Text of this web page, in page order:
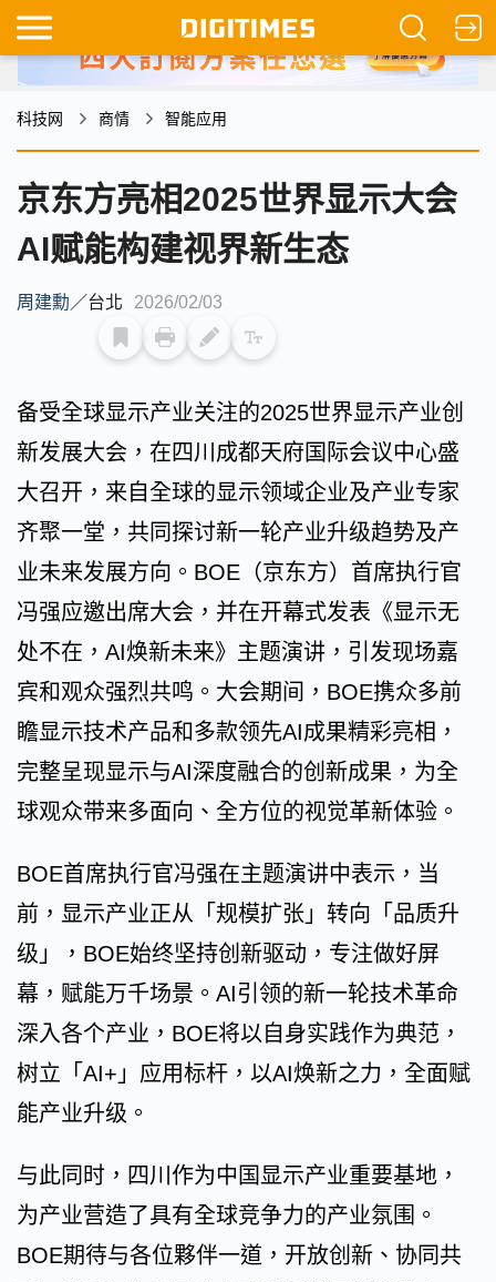
科技网 商情 智能应用
京东方亮相2025世界显示大会
AI赋能构建视界新生态
周建勳／台北 2026/02/03
备受全球显示产业关注的2025世界显示产业创
新发展大会，在四川成都天府国际会议中心盛
大召开，来自全球的显示领域企业及产业专家
齐聚一堂，共同探讨新一轮产业升级趋势及产
业未来发展方向。BOE（京东方）首席执行官
冯强应邀出席大会，并在开幕式发表《显示无
处不在，AI焕新未来》主题演讲，引发现场嘉
宾和观众强烈共鸣。大会期间，BOE携众多前
瞻显示技术产品和多款领先AI成果精彩亮相，
完整呈现显示与AI深度融合的创新成果，为全
球观众带来多面向、全方位的视觉革新体验。
BOE首席执行官冯强在主题演讲中表示，当
前，显示产业正从「规模扩张」转向「品质升
级」，BOE始终坚持创新驱动，专注做好屏
幕，赋能万千场景。AI引领的新一轮技术革命
深入各个产业，BOE将以自身实践作为典范，
树立「AI+」应用标杆，以AI焕新之力，全面赋
能产业升级。
与此同时，四川作为中国显示产业重要基地，
为产业营造了具有全球竞争力的产业氛围。
BOE期待与各位夥伴一道，开放创新、协同共